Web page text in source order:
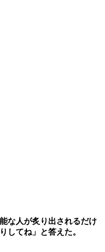
な人が炙り出されるだけ
してね」と答えた。